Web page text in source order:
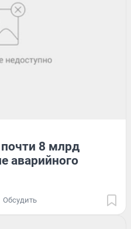
почти 8 млрд
аварийного
Обсудить